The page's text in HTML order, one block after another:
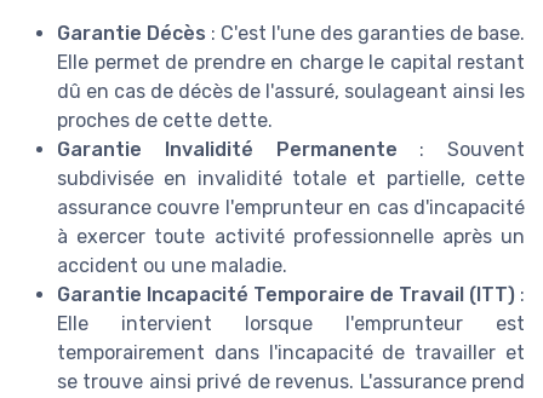
Garantie Décès : C'est l'une des garanties de base.
Elle permet de prendre en charge le capital restant
dû en cas de décès de l'assuré, soulageant ainsi les
proches de cette dette.
Garantie Invalidité Permanente : Souvent
subdivisée en invalidité totale et partielle, cette
assurance couvre l'emprunteur en cas d'incapacité
à exercer toute activité professionnelle après un
accident ou une maladie.
Garantie Incapacité Temporaire de Travail (ITT) :
Elle intervient lorsque l'emprunteur est
temporairement dans l'incapacité de travailler et
se trouve ainsi privé de revenus. L'assurance prend